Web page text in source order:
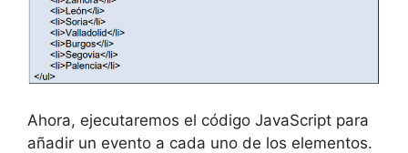
Ahora, ejecutaremos el código JavaScript para
añadir un evento a cada uno de los elementos.